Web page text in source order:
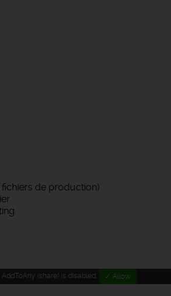
de production)
AddToAny (share) is disabled. ✓ Allow